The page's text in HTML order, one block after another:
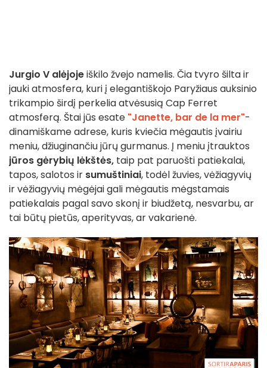
Jurgio V alėjojeiškilo žvejo namelis. Čia tvyro šilta ir
jauki atmosfera, kuri į elegantiškojo Paryžiaus auksinio
trikampio širdį perkelia atvėsusią Cap Ferret
atmosferą. Štai jūs esate "Janette, bar de la mer"-
dinamiškame adrese, kuris kviečia mėgautis įvairiu
meniu, džiuginančiu jūrų gurmanus. Į meniu įtrauktos
jūros gėrybių lėkštės, taip pat paruošti patiekalai,
tapos, salotos ir sumuštiniai, todėl žuvies, vėžiagyvių
ir vėžiagyvių mėgėjai gali mėgautis mėgstamais
patiekalais pagal savo skonį ir biudžetą, nesvarbu, ar
tai būtų pietūs, aperityvas, ar vakarienė.